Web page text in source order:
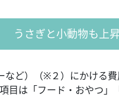
うさぎと小動物も上
など）（※２）にかける
目は「フード・おやつ